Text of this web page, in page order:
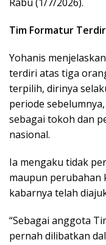
Tim Formatur
Yohanis
terdiri atas tiga
terpilih, dirinya
periode
sebagai tokoh dan
nasional.
Ia mengaku tidak
maupun perubahan
kabarnya telah
“Sebagai anggota
pernah dilibatkan